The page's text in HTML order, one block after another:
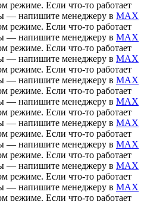
режиме. Если что-то работает
— напишите менеджеру в MAX
режиме. Если что-то работает
— напишите менеджеру в MAX
режиме. Если что-то работает
— напишите менеджеру в MAX
режиме. Если что-то работает
— напишите менеджеру в MAX
режиме. Если что-то работает
— напишите менеджеру в MAX
режиме. Если что-то работает
— напишите менеджеру в MAX
режиме. Если что-то работает
— напишите менеджеру в MAX
режиме. Если что-то работает
— напишите менеджеру в MAX
режиме. Если что-то работает
— напишите менеджеру в MAX
режиме. Если что-то работает